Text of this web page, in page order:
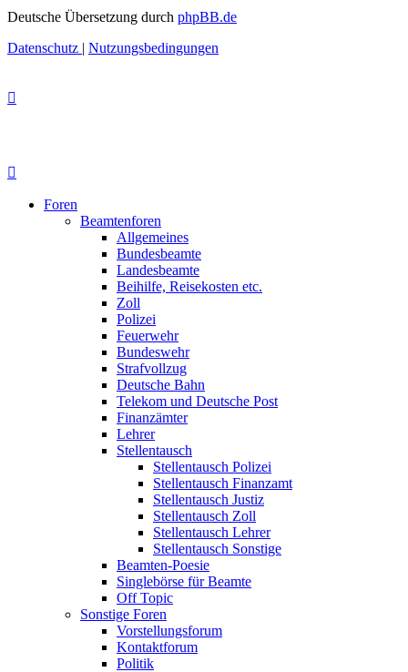
Deutsche Übersetzung durch phpBB.de
Datenschutz | Nutzungsbedingungen
Foren
Beamtenforen
Allgemeines
Bundesbeamte
Landesbeamte
Beihilfe, Reisekosten etc.
Zoll
Polizei
Feuerwehr
Bundeswehr
Strafvollzug
Deutsche Bahn
Telekom und Deutsche Post
Finanzämter
Lehrer
Stellentausch
Stellentausch Polizei
Stellentausch Finanzamt
Stellentausch Justiz
Stellentausch Zoll
Stellentausch Lehrer
Stellentausch Sonstige
Beamten-Poesie
Singlebörse für Beamte
Off Topic
Sonstige Foren
Vorstellungsforum
Kontaktforum
Politik